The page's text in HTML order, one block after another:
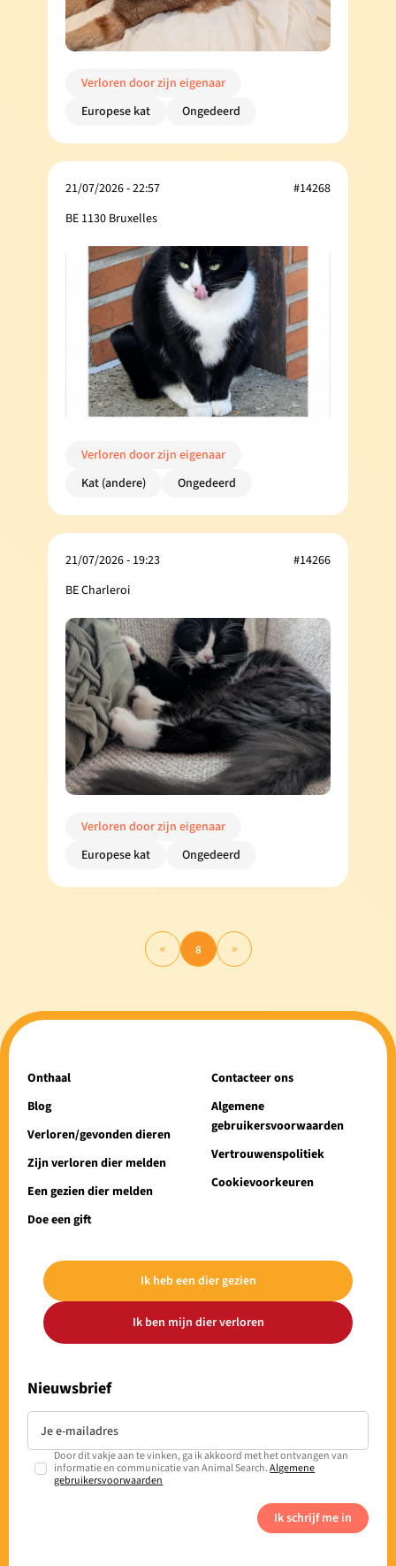
Verloren door zijn eigenaar
Europese kat
Ongedeerd
21/07/2026 - 22:57
BE 1130 Bruxelles
#14268
Verloren door zijn eigenaar
Kat (andere)
Ongedeerd
21/07/2026 - 19:23
BE Charleroi
#14266
Verloren door zijn eigenaar
Europese kat
Ongedeerd
« 8 »
Onthaal
Blog
Verloren/gevonden dieren
Zijn verloren dier melden
Een gezien dier melden
Doe een gift
Contacteer ons
Algemene
gebruikersvoorwaarden
Vertrouwenspolitiek
Cookievoorkeuren
Ik heb een dier gezien
Ik ben mijn dier verloren
Nieuwsbrief
Door dit vakje aan te vinken, ga ik akkoord met het ontvangen van
informatie en communicatie van Animal Search.Algemene
gebruikersvoorwaarden
Ik schrijf me in